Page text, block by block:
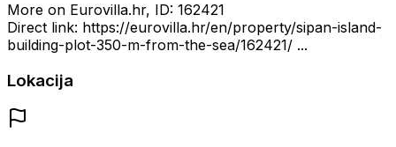
More on Eurovilla.hr, ID: 162421
Direct link: https://eurovilla.hr/en/property/sipan-island-
building-plot-350-m-from-the-sea/162421/ ...
Lokacija